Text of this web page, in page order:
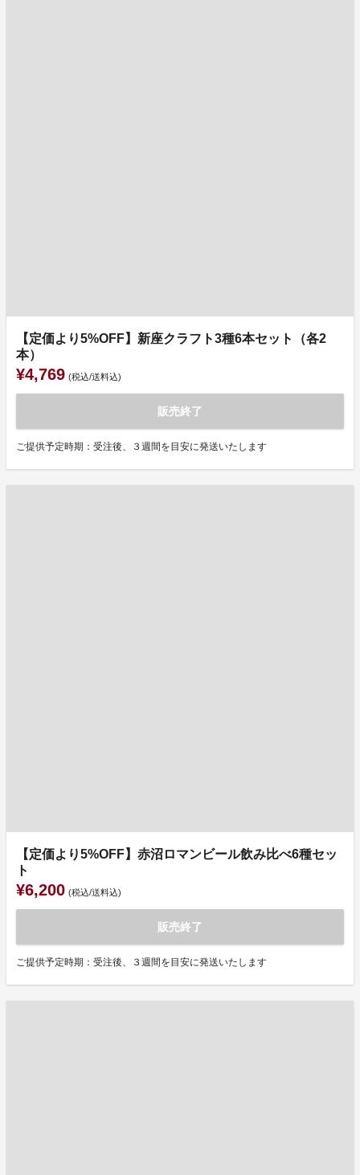
【定価より5%OFF】新座クラフト3種6本セット（各2
本）
¥4,769 (税込/送料込)
販売終了
ご提供予定時期：受注後、３週間を目安に発送いたします
【定価より5%OFF】赤沼ロマンビール飲み比べ6種セッ
ト
¥6,200 (税込/送料込)
販売終了
ご提供予定時期：受注後、３週間を目安に発送いたします